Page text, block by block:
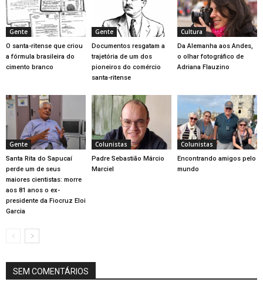
Gente
O santa-ritense que criou
a fórmula brasileira do
cimento branco
Gente
Documentos resgatam a
trajetória de um dos
pioneiros do comércio
santa-ritense
Cultura
Da Alemanha aos Andes,
o olhar fotográfico de
Adriana Flauzino
Gente
Santa Rita do Sapucaí
perde um de seus
maiores cientistas: morre
aos 81 anos o ex-
presidente da Fiocruz Eloi
Garcia
Colunistas
Padre Sebastião Márcio
Marciel
Colunistas
Encontrando amigos pelo
mundo
SEM COMENTÁRIOS